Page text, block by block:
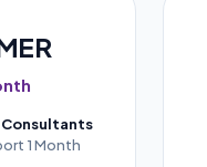
1 Month